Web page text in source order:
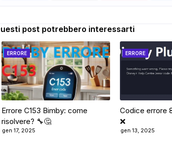
post potrebbero interessarti
ERRORE
Errore C153 Bimby: come
risolvere? 🔧🤔
gen 17, 2025
ERRORE
Codice errore
❌
gen 13, 2025